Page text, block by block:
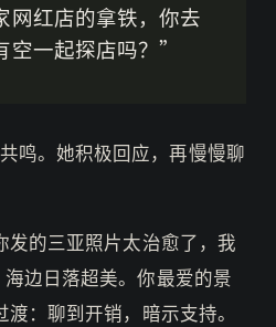
网红店的拿铁，你去
空一起探店吗？”
鸣。她积极回应，再慢慢聊
发的三亚照片太治愈了，我
边日落超美。你最爱的景
：聊到开销，暗示支持。